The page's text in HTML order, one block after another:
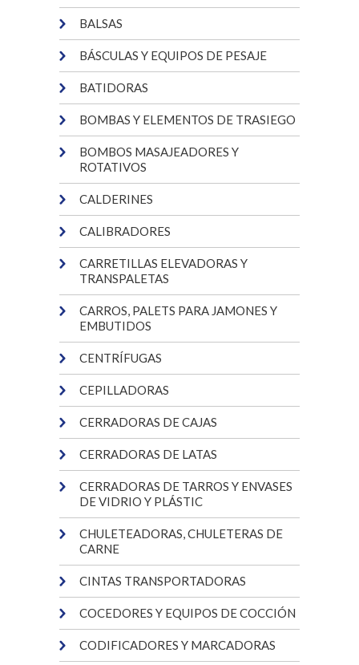
BALSAS
BÁSCULAS Y EQUIPOS DE PESAJE
BATIDORAS
BOMBAS Y ELEMENTOS DE TRASIEGO
BOMBOS MASAJEADORES Y
ROTATIVOS
CALDERINES
CALIBRADORES
CARRETILLAS ELEVADORAS Y
TRANSPALETAS
CARROS, PALETS PARA JAMONES Y
EMBUTIDOS
CENTRÍFUGAS
CEPILLADORAS
CERRADORAS DE CAJAS
CERRADORAS DE LATAS
CERRADORAS DE TARROS Y ENVASES
DE VIDRIO Y PLÁSTIC
CHULETEADORAS, CHULETERAS DE
CARNE
CINTAS TRANSPORTADORAS
COCEDORES Y EQUIPOS DE COCCIÓN
CODIFICADORES Y MARCADORAS